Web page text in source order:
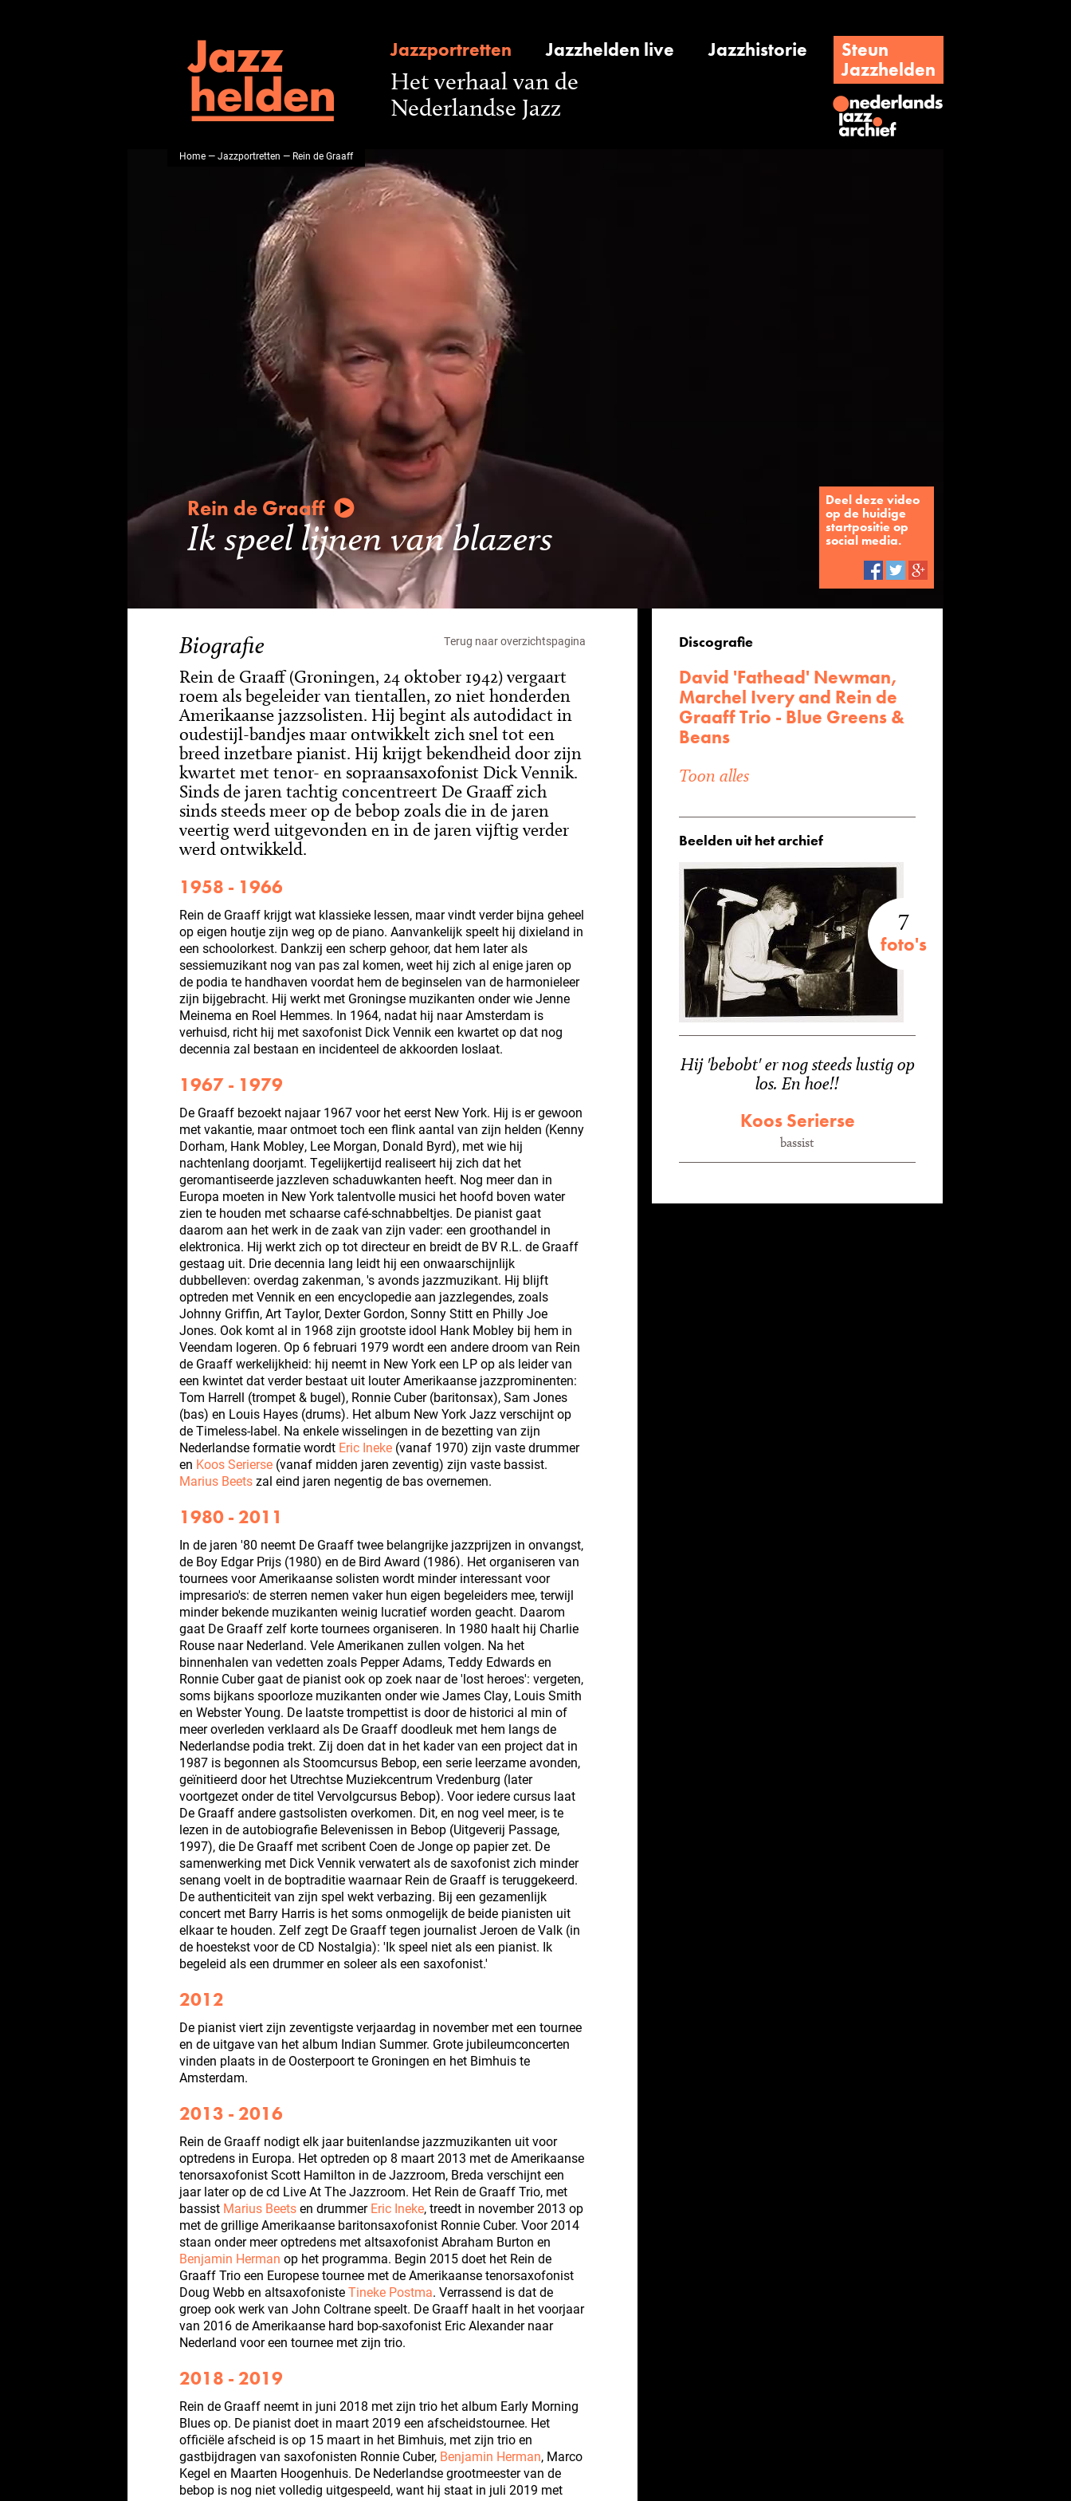
Jazzportretten Jazzhelden live Jazzhistorie
Steun
Jazzhelden
Het verhaal van de
Nederlandse Jazz
Home—Jazzportretten — Rein de Graaff
Rein de Graaff
Ik speel lijnen van blazers
Deel deze video
op de huidige
startpositie op
social media.
Biografie Terug naar overzichtspagina
Rein de Graaff (Groningen, 24 oktober 1942) vergaart
roem als begeleider van tientallen, zo niet honderden
Amerikaanse jazzsolisten. Hij begint als autodidact in
oudestijl-bandjes maar ontwikkelt zich snel tot een
breed inzetbare pianist. Hij krijgt bekendheid door zijn
kwartet met tenor- en sopraansaxofonist Dick Vennik.
Sinds de jaren tachtig concentreert De Graaff zich
sinds steeds meer op de bebop zoals die in de jaren
veertig werd uitgevonden en in de jaren vijftig verder
werd ontwikkeld.
1958 - 1966
Rein de Graaff krijgt wat klassieke lessen, maar vindt verder bijna geheel
op eigen houtje zijn weg op de piano. Aanvankelijk speelt hij dixieland in
een schoolorkest. Dankzij een scherp gehoor, dat hem later als
sessiemuzikant nog van pas zal komen, weet hij zich al enige jaren op
de podia te handhaven voordat hem de beginselen van de harmonieleer
zijn bijgebracht. Hij werkt met Groningse muzikanten onder wie Jenne
Meinema en Roel Hemmes. In 1964, nadat hij naar Amsterdam is
verhuisd, richt hij met saxofonist Dick Vennik een kwartet op dat nog
decennia zal bestaan en incidenteel de akkoorden loslaat.
1967 - 1979
De Graaff bezoekt najaar 1967 voor het eerst New York. Hij is er gewoon
met vakantie, maar ontmoet toch een flink aantal van zijn helden (Kenny
Dorham, Hank Mobley, Lee Morgan, Donald Byrd), met wie hij
nachtenlang doorjamt. Tegelijkertijd realiseert hij zich dat het
geromantiseerde jazzleven schaduwkanten heeft. Nog meer dan in
Europa moeten in New York talentvolle musici het hoofd boven water
zien te houden met schaarse café-schnabbeltjes. De pianist gaat
daarom aan het werk in de zaak van zijn vader: een groothandel in
elektronica. Hij werkt zich op tot directeur en breidt de BV R.L. de Graaff
gestaag uit. Drie decennia lang leidt hij een onwaarschijnlijk
dubbelleven: overdag zakenman, 's avonds jazzmuzikant. Hij blijft
optreden met Vennik en een encyclopedie aan jazzlegendes, zoals
Johnny Griffin, Art Taylor, Dexter Gordon, Sonny Stitt en Philly Joe
Jones. Ook komt al in 1968 zijn grootste idool Hank Mobley bij hem in
Veendam logeren. Op 6 februari 1979 wordt een andere droom van Rein
de Graaff werkelijkheid: hij neemt in New York een LP op als leider van
een kwintet dat verder bestaat uit louter Amerikaanse jazzprominenten:
Tom Harrell (trompet & bugel), Ronnie Cuber (baritonsax), Sam Jones
(bas) en Louis Hayes (drums). Het album New York Jazz verschijnt op
de Timeless-label. Na enkele wisselingen in de bezetting van zijn
Nederlandse formatie wordt Eric Ineke (vanaf 1970) zijn vaste drummer
en Koos Serierse (vanaf midden jaren zeventig) zijn vaste bassist.
Marius Beetszal eind jaren negentig de bas overnemen.
1980 - 2011
In de jaren '80 neemt De Graaff twee belangrijke jazzprijzen in onvangst,
de Boy Edgar Prijs (1980) en de Bird Award (1986). Het organiseren van
tournees voor Amerikaanse solisten wordt minder interessant voor
impresario's: de sterren nemen vaker hun eigen begeleiders mee, terwijl
minder bekende muzikanten weinig lucratief worden geacht. Daarom
gaat De Graaff zelf korte tournees organiseren. In 1980 haalt hij Charlie
Rouse naar Nederland. Vele Amerikanen zullen volgen. Na het
binnenhalen van vedetten zoals Pepper Adams, Teddy Edwards en
Ronnie Cuber gaat de pianist ook op zoek naar de 'lost heroes': vergeten,
soms bijkans spoorloze muzikanten onder wie James Clay, Louis Smith
en Webster Young. De laatste trompettist is door de historici al min of
meer overleden verklaard als De Graaff doodleuk met hem langs de
Nederlandse podia trekt. Zij doen dat in het kader van een project dat in
1987 is begonnen als Stoomcursus Bebop, een serie leerzame avonden,
geïnitieerd door het Utrechtse Muziekcentrum Vredenburg (later
voortgezet onder de titel Vervolgcursus Bebop). Voor iedere cursus laat
De Graaff andere gastsolisten overkomen. Dit, en nog veel meer, is te
lezen in de autobiografie Belevenissen in Bebop (Uitgeverij Passage,
1997), die De Graaff met scribent Coen de Jonge op papier zet. De
samenwerking met Dick Vennik verwatert als de saxofonist zich minder
senang voelt in de boptraditie waarnaar Rein de Graaff is teruggekeerd.
De authenticiteit van zijn spel wekt verbazing. Bij een gezamenlijk
concert met Barry Harris is het soms onmogelijk de beide pianisten uit
elkaar te houden. Zelf zegt De Graaff tegen journalist Jeroen de Valk (in
de hoestekst voor de CD Nostalgia): 'Ik speel niet als een pianist. Ik
begeleid als een drummer en soleer als een saxofonist.'
2012
De pianist viert zijn zeventigste verjaardag in november met een tournee
en de uitgave van het album Indian Summer. Grote jubileumconcerten
vinden plaats in de Oosterpoort te Groningen en het Bimhuis te
Amsterdam.
2013 - 2016
Rein de Graaff nodigt elk jaar buitenlandse jazzmuzikanten uit voor
optredens in Europa. Het optreden op 8 maart 2013 met de Amerikaanse
tenorsaxofonist Scott Hamilton in de Jazzroom, Breda verschijnt een
jaar later op de cd Live At The Jazzroom. Het Rein de Graaff Trio, met
bassist Marius Beetsen drummerEric Ineke, treedt in november 2013 op
met de grillige Amerikaanse baritonsaxofonist Ronnie Cuber. Voor 2014
staan onder meer optredens met altsaxofonist Abraham Burton en
Benjamin Herman op het programma. Begin 2015 doet het Rein de
Graaff Trio een Europese tournee met de Amerikaanse tenorsaxofonist
Doug Webb en altsaxofonisteTineke Postma. Verrassend is dat de
groep ook werk van John Coltrane speelt. De Graaff haalt in het voorjaar
van 2016 de Amerikaanse hard bop-saxofonist Eric Alexander naar
Nederland voor een tournee met zijn trio.
2018 - 2019
Rein de Graaff neemt in juni 2018 met zijn trio het album Early Morning
Blues op. De pianist doet in maart 2019 een afscheidstournee. Het
officiële afscheid is op 15 maart in het Bimhuis, met zijn trio en
gastbijdragen van saxofonisten Ronnie Cuber, Benjamin Herman, Marco
Kegel en Maarten Hoogenhuis. De Nederlandse grootmeester van de
bebop is nog niet volledig uitgespeeld, want hij staat in juli 2019 met
Discografie
David 'Fathead' Newman,
Marchel Ivery and Rein de
Graaff Trio - Blue Greens &
Beans
Toon alles
Beelden uit het archief
7
foto's
Hij 'bebobt' er nog steeds lustig op
los. En hoe!!
Koos Serierse
bassist